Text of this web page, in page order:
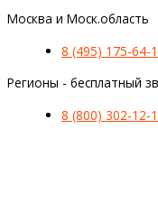
Москва и Моск.область
8 (495) 175-64-
Регионы - бесплатный
8 (800) 302-12-